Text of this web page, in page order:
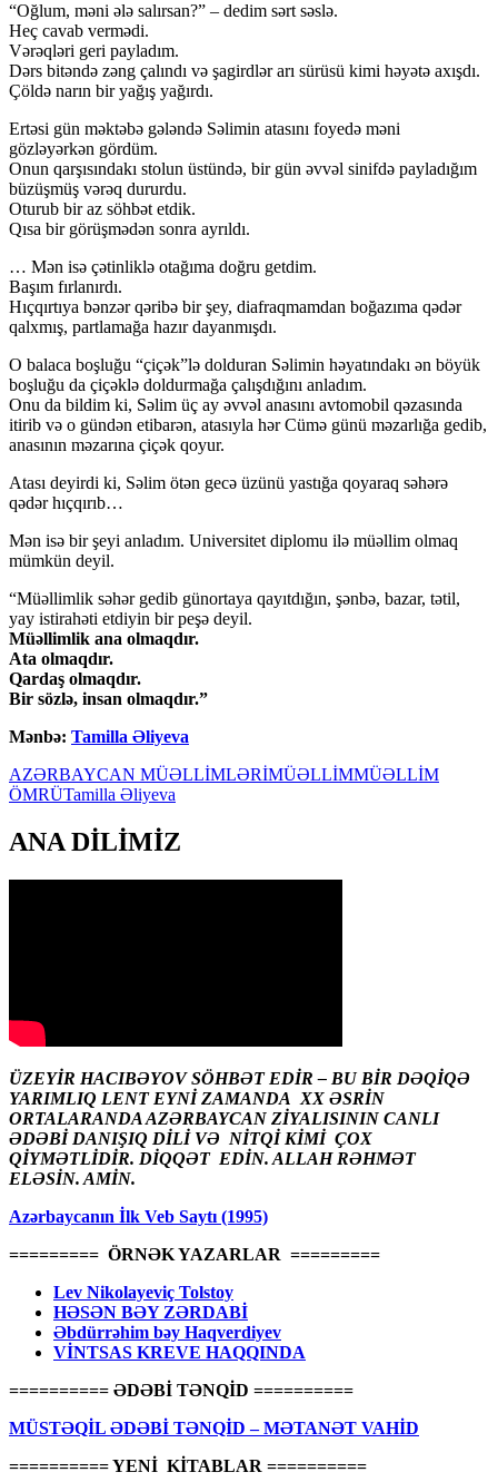
“Oğlum, məni ələ salırsan?” – dedim sərt səslə.
Heç cavab vermədi.
Vərəqləri geri payladım.
Dərs bitəndə zəng çalındı və şagirdlər arı sürüsü kimi həyətə axışdı.
Çöldə narın bir yağış yağırdı.
Ertəsi gün məktəbə gələndə Səlimin atasını foyedə məni
gözləyərkən gördüm.
Onun qarşısındakı stolun üstündə, bir gün əvvəl sinifdə payladığım
büzüşmüş vərəq dururdu.
Oturub bir az söhbət etdik.
Qısa bir görüşmədən sonra ayrıldı.
… Mən isə çətinliklə otağıma doğru getdim.
Başım fırlanırdı.
Hıçqırtıya bənzər qəribə bir şey, diafraqmamdan boğazıma qədər
qalxmış, partlamağa hazır dayanmışdı.
O balaca boşluğu “çiçək”lə dolduran Səlimin həyatındakı ən böyük
boşluğu da çiçəklə doldurmağa çalışdığını anladım.
Onu da bildim ki, Səlim üç ay əvvəl anasını avtomobil qəzasında
itirib və o gündən etibarən, atasıyla hər Cümə günü məzarlığa gedib,
anasının məzarına çiçək qoyur.
Atası deyirdi ki, Səlim ötən gecə üzünü yastığa qoyaraq səhərə
qədər hıçqırıb…
Mən isə bir şeyi anladım. Universitet diplomu ilə müəllim olmaq
mümkün deyil.
“Müəllimlik səhər gedib günortaya qayıtdığın, şənbə, bazar, tətil,
yay istirahəti etdiyin bir peşə deyil.
Müəllimlik ana olmaqdır.
Ata olmaqdır.
Qardaş olmaqdır.
Bir sözlə, insan olmaqdır.”
Mənbə: Tamilla Əliyeva
AZƏRBAYCAN MÜƏLLİMLƏRİMÜƏLLİMMÜƏLLİM
ÖMRÜTamilla Əliyeva
ANA DİLİMİZ
ÜZEYİR HACIBƏYOV SÖHBƏT EDİR – BU BİR DƏQİQƏ
YARIMLIQ LENT EYNİ ZAMANDA XX ƏSRİN
ORTALARANDA AZƏRBAYCAN ZİYALISININ CANLI
ƏDƏBİ DANIŞIQ DİLİ VƏ NİTQİ KİMİ ÇOX
QİYMƏTLİDİR. DİQQƏT EDİN. ALLAH RƏHMƏT
ELƏSİN. AMİN.
Azərbaycanın İlk Veb Saytı (1995)
========= ÖRNƏK YAZARLAR =========
Lev Nikolayeviç Tolstoy
HƏSƏN BƏY ZƏRDABİ
Əbdürrəhim bəy Haqverdiyev
VİNTSAS KREVE HAQQINDA
========== ƏDƏBİ TƏNQİD ==========
MÜSTƏQİL ƏDƏBİ TƏNQİD – MƏTANƏT VAHİD
========== YENİ KİTABLAR ==========